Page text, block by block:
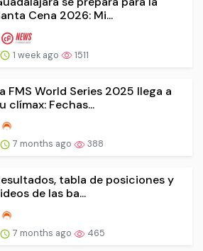
Cena 2026: Mi...
1 week ago 1511
FMS World Series 2025 llega a
clímax: Fechas...
7 months ago 388
tabla de posiciones y
de las ba...
7 months ago 465